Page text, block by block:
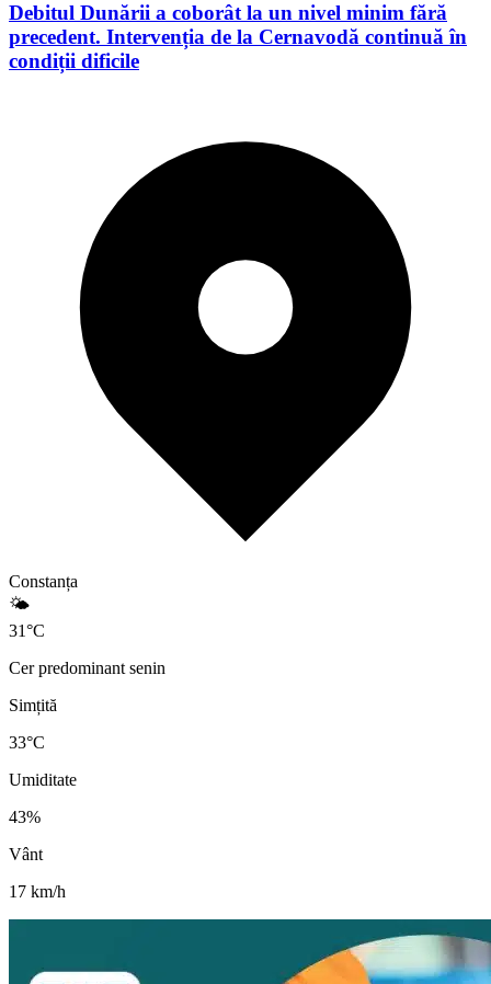
Debitul Dunării a coborât la un nivel minim fără
precedent. Intervenția de la Cernavodă continuă în
condiții dificile
Constanța
🌤️
31°C
Cer predominant senin
Simțită
33°C
Umiditate
43%
Vânt
17 km/h